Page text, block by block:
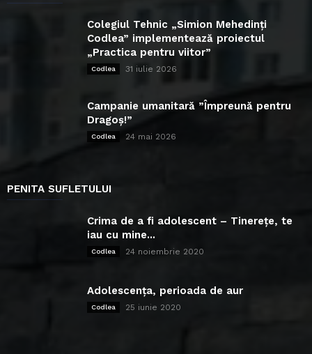
Colegiul Tehnic „Simion Mehedinți
Codlea” implementează proiectul
„Practica pentru viitor”
Codlea 31 iulie 2026
Campanie umanitară ”Împreună pentru
Dragoș!”
Codlea 24 mai 2026
PENITA SUFLETULUI
Crima de a fi adolescent – Tinerețe, te
iau cu mine...
Codlea 24 noiembrie 2020
Adolescența, perioada de aur
Codlea 25 iunie 2020